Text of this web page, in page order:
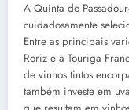
A Quinta do
cuidadosamente
Entre as principais
Roriz e a Touriga
de vinhos tintos
também investe em